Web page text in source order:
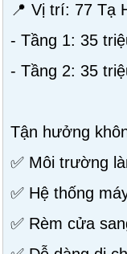
📍 Vị trí: 77 Tạ
- Tầng 1: 35
- Tầng 2: 35
Tận hưởng
✅ Môi trường
✅ Hệ thống
✅ Rèm cửa